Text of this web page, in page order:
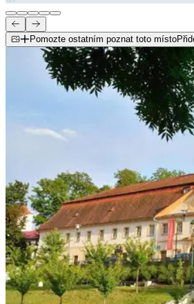
Pomozte ostatním poznat toto místo